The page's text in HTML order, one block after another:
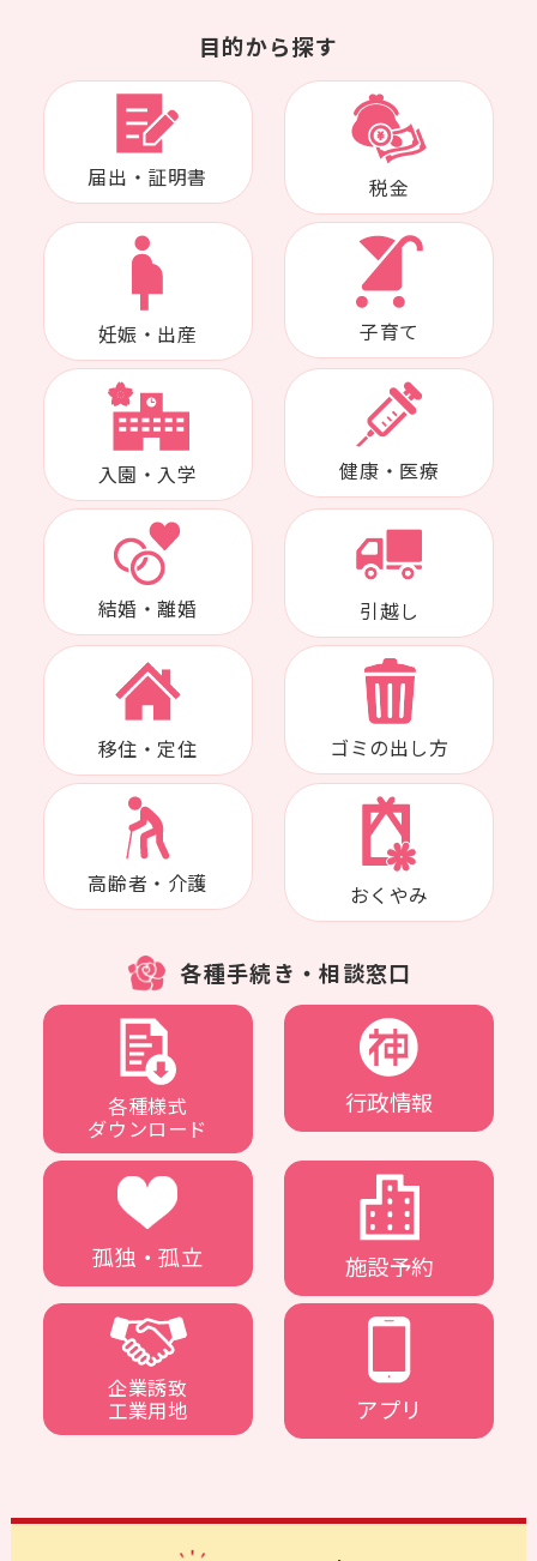
目的から探す
届出・証明書 税金
妊娠・出産 子育て
入園・入学 健康・医療
結婚・離婚 引越し
移住・定住 ゴミの出し方
高齢者・介護 おくやみ
各種手続き・相談窓口
各種様式
ダウンロード
行政情報
孤独・孤立 施設予約
企業誘致
工業用地 アプリ